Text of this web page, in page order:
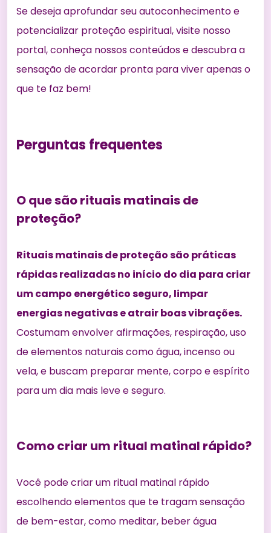
Se deseja aprofundar seu autoconhecimento e
potencializar proteção espiritual, visite nosso
portal, conheça nossos conteúdos e descubra a
sensação de acordar pronta para viver apenas o
que te faz bem!
Perguntas frequentes
O que são rituais matinais de
proteção?
Rituais matinais de proteção são práticas
rápidas realizadas no início do dia para criar
um campo energético seguro, limpar
energias negativas e atrair boas vibrações.
Costumam envolver afirmações, respiração, uso
de elementos naturais como água, incenso ou
vela, e buscam preparar mente, corpo e espírito
para um dia mais leve e seguro.
Como criar um ritual matinal rápido?
Você pode criar um ritual matinal rápido
escolhendo elementos que te tragam sensação
de bem-estar, como meditar, beber água